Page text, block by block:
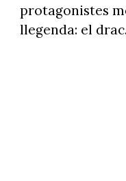
protagonistes
llegenda: el drac.